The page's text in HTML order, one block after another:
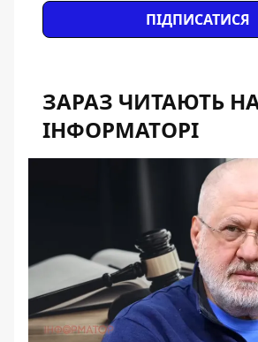
ПІДПИСАТИСЯ
ЗАРАЗ ЧИТАЮТЬ
ІНФОРМАТОРІ